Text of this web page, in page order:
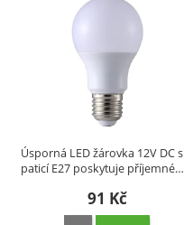
Úsporná LED žárovka 12V DC s
paticí E27 poskytuje příjemné…
91 Kč